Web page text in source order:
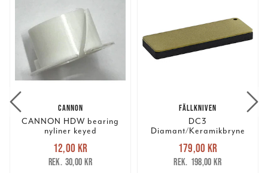
CANNON
CANNON HDW bearing
nyliner keyed
Nuvarande pris
12,00 krTidigare pris
30,00 kr
12,00 kr
30,00 kr
FÄLLKNIVEN
DC3
Diamant/Keramikbryne
Nuvarande pris
179,00 krTidigare pris
198,00 kr
179,00 kr
198,00 kr